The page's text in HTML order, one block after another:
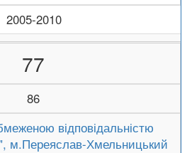
2005-2010
77
86
відповідальністю
м.Переяслав-Хмельницький